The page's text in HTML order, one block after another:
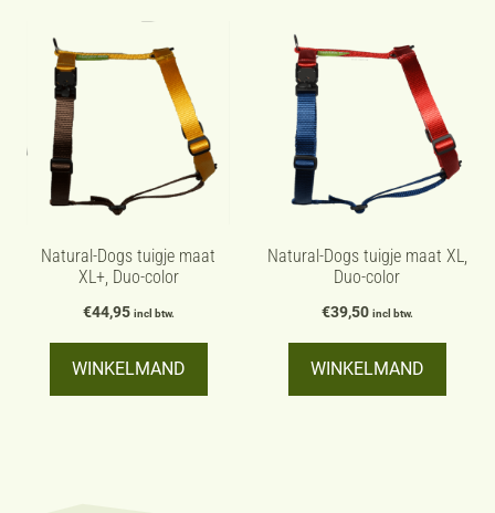
Natural-Dogs tuigje maat
XL+, Duo-color
€44,95 incl btw.
WINKELMAND
product
heeft
meerdere
variaties.
Deze
kan
gekozen
Natural-Dogs tuigje maat XL,
Duo-color
€39,50 incl btw.
WINKELMAND
product
heeft
meerdere
variaties.
Deze
kan